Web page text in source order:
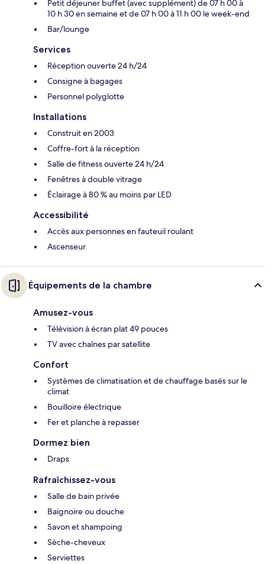
Petit déjeuner buffet (avec supplément) de 07 h 00 à
10 h 30 en semaine et de 07 h 00 à 11 h 00 le week-end
Bar/lounge
Services
Réception ouverte 24 h/24
Consigne à bagages
Personnel polyglotte
Installations
Construit en 2003
Coffre-fort à la réception
Salle de fitness ouverte 24 h/24
Fenêtres à double vitrage
Éclairage à 80 % au moins par LED
Accessibilité
Accès aux personnes en fauteuil roulant
Ascenseur
Équipements de la chambre
Amusez-vous
Télévision à écran plat 49 pouces
TV avec chaînes par satellite
Confort
Systèmes de climatisation et de chauffage basés sur le
climat
Bouilloire électrique
Fer et planche à repasser
Dormez bien
Draps
Rafraîchissez-vous
Salle de bain privée
Baignoire ou douche
Savon et shampoing
Sèche-cheveux
Serviettes